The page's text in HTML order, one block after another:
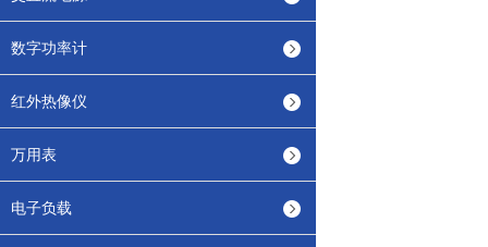
数字功率计
红外热像仪
万用表
电子负载